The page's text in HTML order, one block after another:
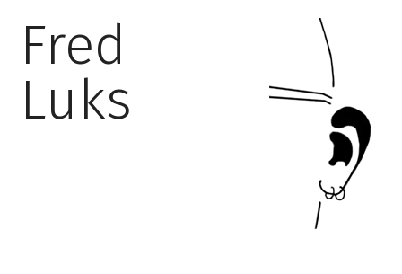
Fred
Luks